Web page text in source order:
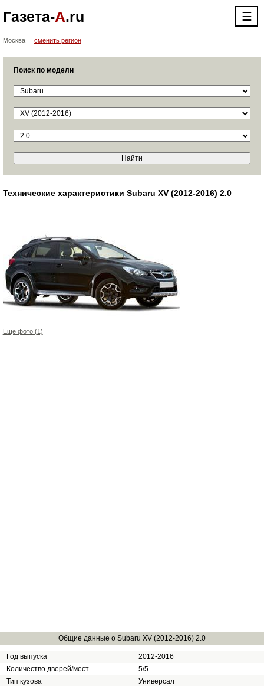
Газета-А.ru ☰
Москва сменить регион
Поиск по модели
Технические характеристики Subaru XV (2012-2016) 2.0
Еще фото (1)
Общие данные о Subaru XV (2012-2016) 2.0
Год выпуска
2012-2016
Количество дверей/мест
5/5
Тип кузова
Универсал